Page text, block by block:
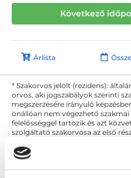
Következő
Árlista
* Szakorvos jelölt (rezidens):
orvos, aki jogszabályok szerinti
megszerzésére irányuló
önállóan nem végezhető
felelősséggel tartozik és azt
szolgáltató szakorvosa az első
felelősségét kizárja esetleges
és szakorvosjelölt esetén.